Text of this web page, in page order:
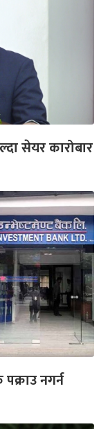
सेयर कारोबार
नगर्न